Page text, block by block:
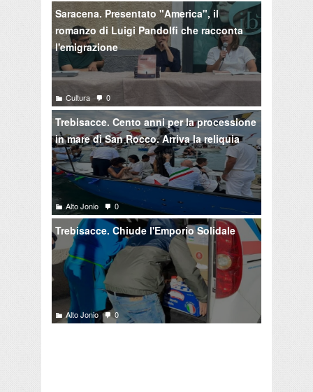
Saracena. Presentato "America", il
romanzo di Luigi Pandolfi che racconta
l'emigrazione
Cultura 0
Trebisacce. Cento anni per la processione
in mare di San Rocco. Arriva la reliquia
Alto Jonio 0
Trebisacce. Chiude l'Emporio Solidale
Alto Jonio 0